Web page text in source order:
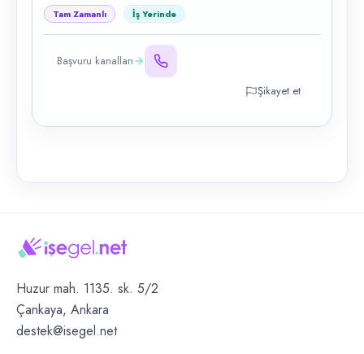
Tam Zamanlı İş Yerinde
Başvuru kanalları
Şikayet et
Huzur mah. 1135. sk. 5/2
Çankaya, Ankara
destek@isegel.net